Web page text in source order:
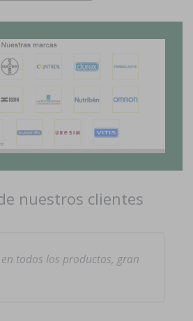
nuestros clientes
todos los productos, gran